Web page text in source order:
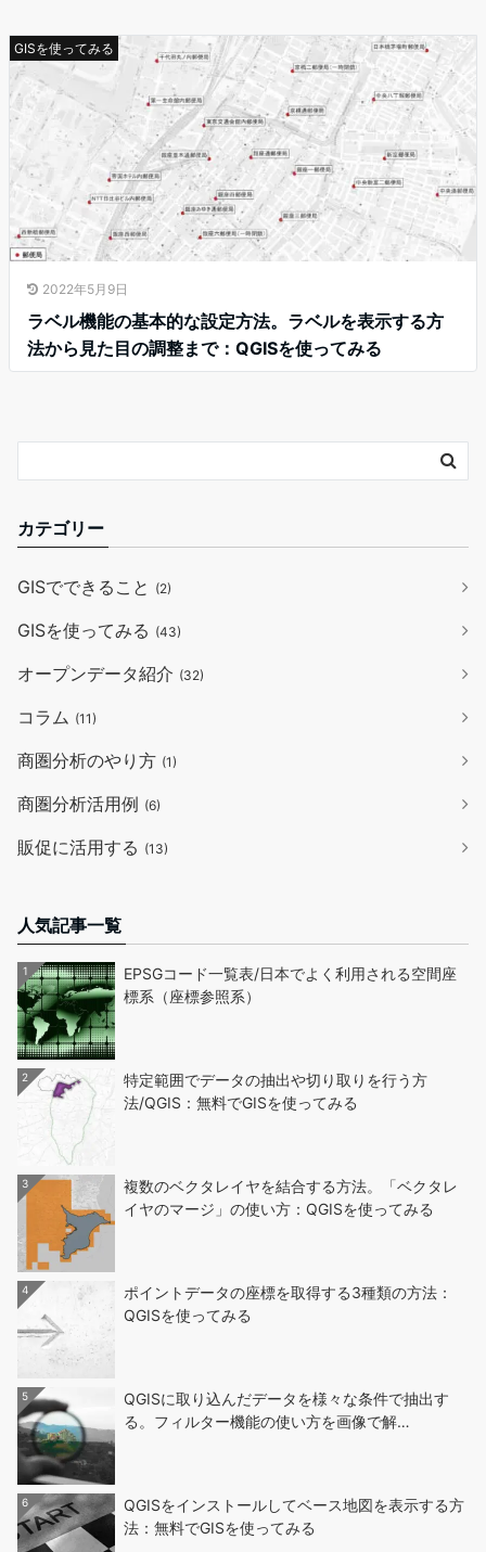
GISを使ってみる
2022年5月9日
ラベル機能の基本的な設定方法。ラベルを表示する方
法から見た目の調整まで：QGISを使ってみる
カテゴリー
GISでできること (2)
GISを使ってみる (43)
オープンデータ紹介 (32)
コラム (11)
商圏分析のやり方 (1)
商圏分析活用例 (6)
販促に活用する (13)
人気記事一覧
1
EPSGコード一覧表/日本でよく利用される空間座
標系（座標参照系）
2
特定範囲でデータの抽出や切り取りを行う方
法/QGIS：無料でGISを使ってみる
3
複数のベクタレイヤを結合する方法。「ベクタレ
イヤのマージ」の使い方：QGISを使ってみる
4
ポイントデータの座標を取得する3種類の方法：
QGISを使ってみる
5
QGISに取り込んだデータを様々な条件で抽出す
る。フィルター機能の使い方を画像で解…
6
QGISをインストールしてベース地図を表示する方
法：無料でGISを使ってみる